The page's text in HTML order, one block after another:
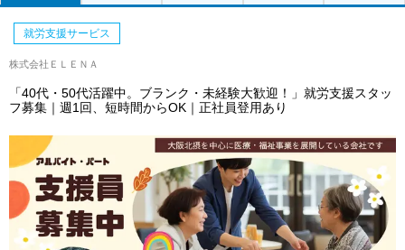
就労支援サービス
株式会社ＥＬＥＮＡ
「40代・50代活躍中。ブランク・未経験大歓迎！」就労支援スタッ
フ募集｜週1回、短時間からOK｜正社員登用あり